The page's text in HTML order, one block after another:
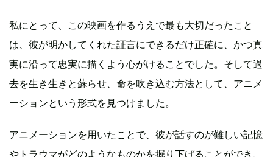
私にとって、この映画を作るうえで最も大切だったこと
は、彼が明かしてくれた証言にできるだけ正確に、かつ真
実に沿って忠実に描くよう心がけることでした。そして過
去を生き生きと蘇らせ、命を吹き込む方法として、アニメ
ーションという形式を見つけました。
アニメーションを用いたことで、彼が話すのが難しい記憶
やトラウマがどのようなものかを掘り下げることができ、